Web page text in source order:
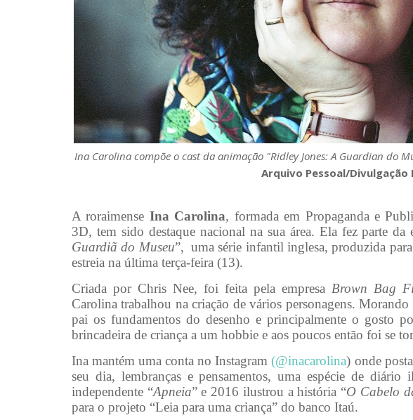
Ina Carolina compõe o cast da animação "Ridley Jones: A Guardian do
Arquivo Pessoal/
A roraimense Ina Carolina, formada em Propaganda e
3D, tem sido destaque nacional na sua área. Ela fez parte da
Guardiã do Museu”, uma série infantil inglesa, produzida
estreia na última terça-feira (13).
Criada por Chris Nee, foi feita pela empresa Brown Bag
Carolina trabalhou na criação de vários personagens.
pai os fundamentos do desenho e principalmente o gosto
brincadeira de criança a um hobbie e aos poucos então foi se
Ina mantém uma conta no Instagram(@inacarolina) onde
seu dia, lembranças e pensamentos, uma espécie de
independente “Apneia” e 2016 ilustrou a história “O Cabelo
para o projeto “Leia para uma criança” do banco Itaú.